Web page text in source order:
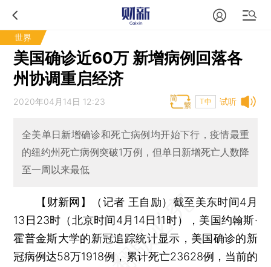
世界
美国确诊近60万 新增病例回落各
州协调重启经济
试听
2020年04月14日 12:23 T中
全美单日新增确诊和死亡病例均开始下行，疫情最重
的纽约州死亡病例突破1万例，但单日新增死亡人数降
至一周以来最低
【财新网】（记者 王自励） 截至美东时间4月
13日23时（北京时间4月14日11时），美国约翰斯·
霍普金斯大学的新冠追踪统计显示，美国确诊的新
冠病例达58万1918例，累计死亡23628例，当前的